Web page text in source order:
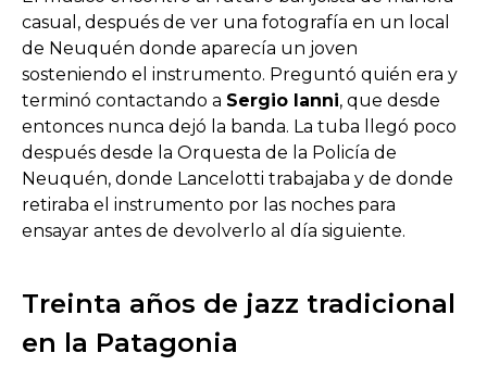
casual, después de ver una fotografía en un local
de Neuquén donde aparecía un joven
sosteniendo el instrumento. Preguntó quién era y
terminó contactando a Sergio Ianni, que desde
entonces nunca dejó la banda. La tuba llegó poco
después desde la Orquesta de la Policía de
Neuquén, donde Lancelotti trabajaba y de donde
retiraba el instrumento por las noches para
ensayar antes de devolverlo al día siguiente.
Treinta años de jazz tradicional
en la Patagonia